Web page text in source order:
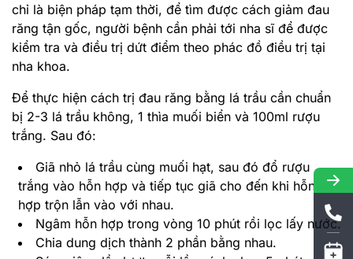
chỉ là biện pháp tạm thời, để tìm được cách giảm đau
răng tận gốc, người bệnh cần phải tới nha sĩ để được
kiểm tra và điều trị dứt điểm theo phác đồ điều trị tại
nha khoa.
Để thực hiện cách trị đau răng bằng lá trầu cần chuẩn
bị 2-3 lá trầu không, 1 thìa muối biển và 100ml rượu
trắng. Sau đó:
Giã nhỏ lá trầu cùng muối hạt, sau đó đổ rượu
trắng vào hỗn hợp và tiếp tục giã cho đến khi hỗn
hợp trộn lẫn vào với nhau.
Ngâm hỗn hợp trong vòng 10 phút rồi lọc lấy nước.
Chia dung dịch thành 2 phần bằng nhau.